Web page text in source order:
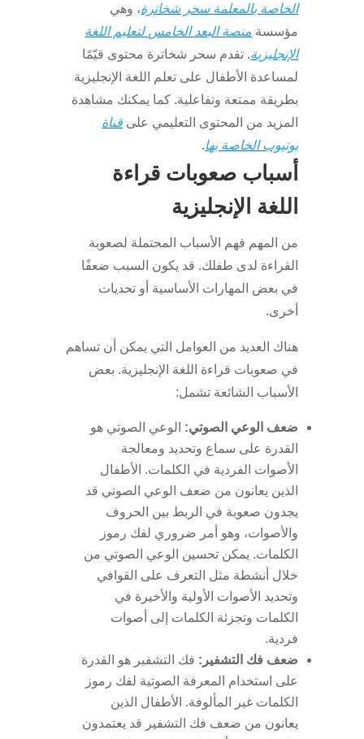
الخاصة بالمعلمة سحر شخاترة، وهي
مؤسسة منصة البعد الخامس لتعليم اللغة
الإنجليزية. تقدم سحر شخاترة محتوى قيّمًا
لمساعدة الأطفال على تعلم اللغة الإنجليزية
بطريقة ممتعة وتفاعلية. كما يمكنك مشاهدة
المزيد من المحتوى التعليمي على قناة
يوتيوب الخاصة بها.
أسباب صعوبات قراءة
اللغة الإنجليزية
من المهم فهم الأسباب المحتملة لصعوبة
القراءة لدى طفلك. قد يكون السبب ضعفًا
في بعض المهارات الأساسية أو تحديات
أخرى.
هناك العديد من العوامل التي يمكن أن تساهم
في صعوبات قراءة اللغة الإنجليزية. بعض
الأسباب الشائعة تشمل:
ضعف الوعي الصوتي: الوعي الصوتي هو
القدرة على سماع وتحديد ومعالجة
الأصوات الفردية في الكلمات. الأطفال
الذين يعانون من ضعف الوعي الصوتي قد
يجدون صعوبة في الربط بين الحروف
والأصوات، وهو أمر ضروري لفك رموز
الكلمات. يمكن تحسين الوعي الصوتي من
خلال أنشطة مثل التعرف على القوافي
وتحديد الأصوات الأولية والأخيرة في
الكلمات وتجزئة الكلمات إلى أصوات
فردية.
ضعف فك التشفير: فك التشفير هو القدرة
على استخدام المعرفة الصوتية لفك رموز
الكلمات غير المألوفة. الأطفال الذين
يعانون من ضعف فك التشفير قد يعتمدون